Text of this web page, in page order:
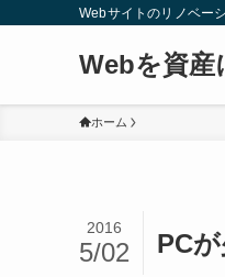
Webサイトのリノベー
Webを資産
ホーム
PC
2016
5/02